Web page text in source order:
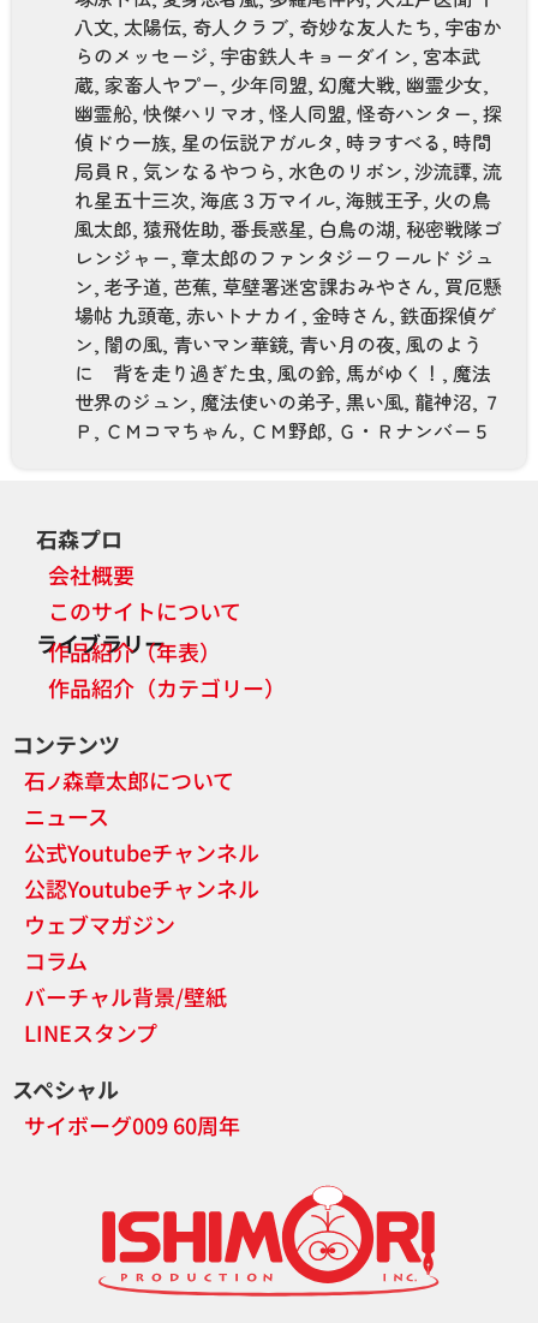
八文, 太陽伝, 奇人クラブ, 奇妙な友人たち, 宇宙か
らのメッセージ, 宇宙鉄人キョーダイン, 宮本武
蔵, 家畜人ヤプー, 少年同盟, 幻魔大戦, 幽霊少女,
幽霊船, 快傑ハリマオ, 怪人同盟, 怪奇ハンター, 探
偵ドウ一族, 星の伝説アガルタ, 時ヲすべる, 時間
局員Ｒ , 気ンなるやつら, 水色のリボン, 沙流譚, 流
れ星五十三次, 海底３万マイル, 海賊王子, 火の鳥
風太郎, 猿飛佐助, 番長惑星, 白鳥の湖, 秘密戦隊ゴ
レンジャー, 章太郎のファンタジーワールド ジュ
ン, 老子道, 芭蕉, 草壁署迷宮課おみやさん, 買厄懸
場帖 九頭竜, 赤いトナカイ , 金時さん, 鉄面探偵ゲ
ン, 闇の風, 青いマン華鏡, 青い月の夜, 風のよう
に 背を走り過ぎた虫, 風の鈴, 馬がゆく！ , 魔法
世界のジュン, 魔法使いの弟子, 黒い風, 龍神沼, ７
Ｐ , ＣＭコマちゃん, ＣＭ野郎, Ｇ・Ｒナンバー５
石森プロ
会社概要
このサイトについて
ライブラリー
作品紹介（年表）
作品紹介（カテゴリー）
コンテンツ
石ノ森章太郎について
ニュース
公式Youtubeチャンネル
公認Youtubeチャンネル
ウェブマガジン
コラム
バーチャル背景/壁紙
LINEスタンプ
スペシャル
サイボーグ009 60周年